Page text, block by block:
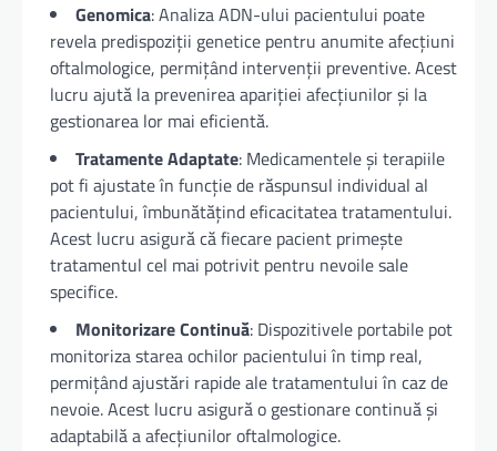
Genomica: Analiza ADN-ului pacientului poate
revela predispoziții genetice pentru anumite afecțiuni
oftalmologice, permițând intervenții preventive. Acest
lucru ajută la prevenirea apariției afecțiunilor și la
gestionarea lor mai eficientă.
Tratamente Adaptate: Medicamentele și terapiile
pot fi ajustate în funcție de răspunsul individual al
pacientului, îmbunătățind eficacitatea tratamentului.
Acest lucru asigură că fiecare pacient primește
tratamentul cel mai potrivit pentru nevoile sale
specifice.
Monitorizare Continuă: Dispozitivele portabile pot
monitoriza starea ochilor pacientului în timp real,
permițând ajustări rapide ale tratamentului în caz de
nevoie. Acest lucru asigură o gestionare continuă și
adaptabilă a afecțiunilor oftalmologice.